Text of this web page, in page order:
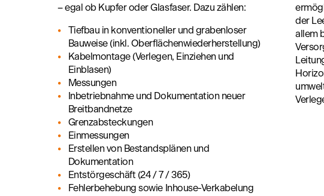
– egal ob Kupfer oder Glasfaser. Dazu zählen:
Tiefbau in konventioneller und grabenloser
Bauweise (inkl. Oberflächenwiederherstellung)
Kabelmontage (Verlegen, Einziehen und
Einblasen)
Messungen
Inbetriebnahme und Dokumentation neuer
Breitbandnetze
Grenzabsteckungen
Einmessungen
Erstellen von Bestandsplänen und
Dokumentation
Entstörgeschäft (24 / 7 / 365)
Fehlerbehebung sowie Inhouse-Verkabelung
der
allem